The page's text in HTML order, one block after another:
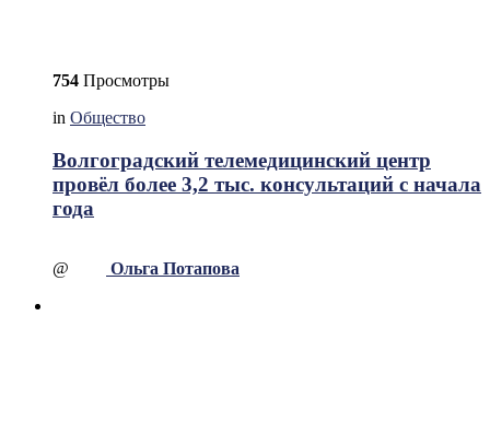
754 Просмотры
in Общество
Волгоградский телемедицинский центр
провёл более 3,2 тыс. консультаций с начала
года
@ Ольга Потапова